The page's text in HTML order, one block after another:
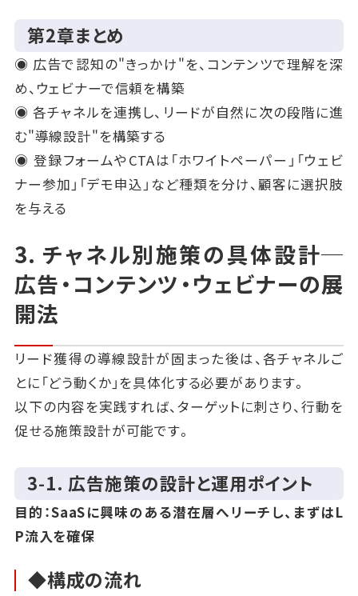
第2章まとめ
◉ 広告で認知の"きっかけ"を、コンテンツで理解を深
め、ウェビナーで信頼を構築
◉ 各チャネルを連携し、リードが自然に次の段階に進
む"導線設計"を構築する
◉ 登録フォームやCTAは「ホワイトペーパー」「ウェビ
ナー参加」「デモ申込」など種類を分け、顧客に選択肢
を与える
3. チャネル別施策の具体設計─
広告・コンテンツ・ウェビナーの展
開法
リード獲得の導線設計が固まった後は、各チャネルご
とに「どう動くか」を具体化する必要があります。
以下の内容を実践すれば、ターゲットに刺さり、行動を
促せる施策設計が可能です。
3‑1. 広告施策の設計と運用ポイント
目的：SaaSに興味のある潜在層へリーチし、まずはL
P流入を確保
◆構成の流れ